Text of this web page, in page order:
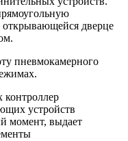
дверце
пневмокамерного
устройств
момент, выдает